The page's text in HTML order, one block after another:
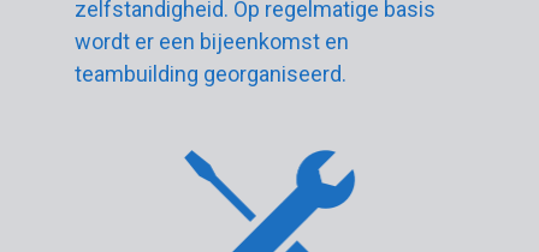
zelfstandigheid. Op regelmatige basis
wordt er een bijeenkomst en
teambuilding georganiseerd.